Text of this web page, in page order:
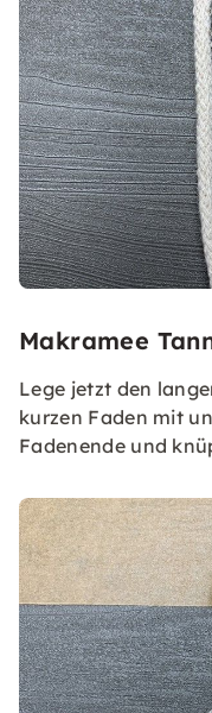
Makramee
Lege jetzt den
kurzen Faden mit
Fadenende und